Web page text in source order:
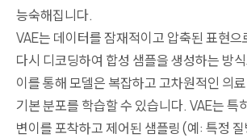
능숙해집니다.
VAE는 데이터를 잠재적이고 압축된 표현으
다시 디코딩하여 합성 샘플을 생성하는 방
이를 통해 모델은 복잡하고 고차원적인 의
기본 분포를 학습할 수 있습니다. VAE는 특
변이를 포착하고 제어된 샘플링(예: 특정